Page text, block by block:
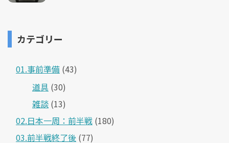
カテゴリー
01.事前準備 (43)
道具 (30)
雑談 (13)
02.日本一周：前半戦 (180)
03.前半戦終了後 (77)